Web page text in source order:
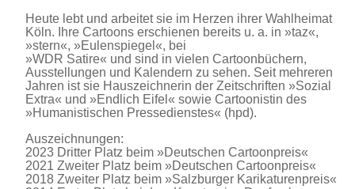
Heute lebt und arbeitet sie im Herzen ihrer Wahlheimat
Köln. Ihre Cartoons erschienen bereits u. a. in »taz«,
»stern«, »Eulenspiegel«, bei
»WDR Satire« und sind in vielen Cartoonbüchern,
Ausstellungen und Kalendern zu sehen. Seit mehreren
Jahren ist sie Hauszeichnerin der Zeitschriften »Sozial
Extra« und »Endlich Eifel« sowie Cartoonistin des
»Humanistischen Pressedienstes« (hpd).
Auszeichnungen:
2023 Dritter Platz beim »Deutschen Cartoonpreis«
2021 Zweiter Platz beim »Deutschen Cartoonpreis«
2018 Zweiter Platz beim »Salzburger Karikaturenpreis«